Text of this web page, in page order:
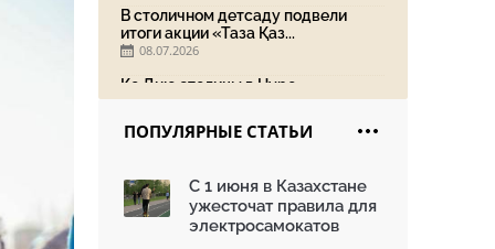
В столичном детсаду подвели
итоги акции «Таза Қаз...
08.07.2026
Ко Дню столицы в Нуре
благоустроили шесть обществ...
03.07.2026
МЧС усилило мониторинг рек и
ПОПУЛЯРНЫЕ СТАТЬИ
С 1 июня в Казахстане
ужесточат правила для
электросамокатов